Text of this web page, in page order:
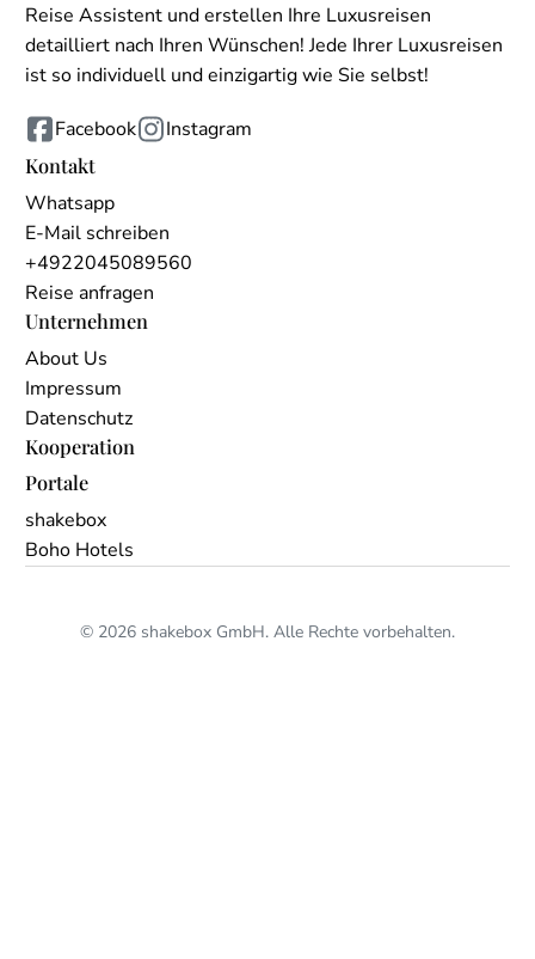
Reise Assistent und erstellen Ihre Luxusreisen
detailliert nach Ihren Wünschen! Jede Ihrer Luxusreisen
ist so individuell und einzigartig wie Sie selbst!
Facebook
Instagram
Kontakt
Whatsapp
E-Mail schreiben
+4922045089560
Reise anfragen
Unternehmen
About Us
Impressum
Datenschutz
Kooperation
Portale
shakebox
Boho Hotels
© 2026 shakebox GmbH. Alle Rechte vorbehalten.